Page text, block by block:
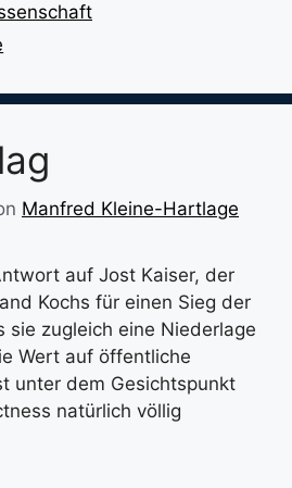
Manfred Kleine-Hartlage
auf Jost Kaiser, der
Kochs für einen Sieg der
sie zugleich eine Niederlage
Wert auf öffentliche
unter dem Gesichtspunkt
natürlich völlig